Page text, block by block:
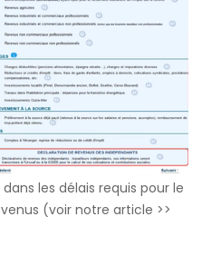
les délais requis pour le
(voir notre article >>